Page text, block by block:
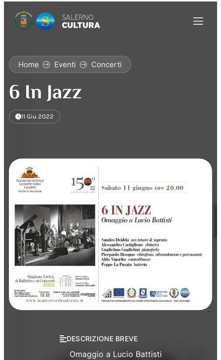
Home Eventi Concerti
6 In Jazz
11 Giu 2022
DESCRIZIONE BREVE
Omaggio a Lucio Battisti